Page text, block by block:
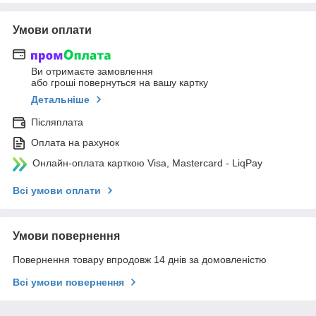
Умови оплати
Ви отримаєте замовлення
або гроші повернуться на вашу картку
Детальніше
Післяплата
Оплата на рахунок
Онлайн-оплата карткою Visa, Mastercard - LiqPay
Всі умови оплати
Умови повернення
Повернення товару впродовж 14 днів за домовленістю
Всі умови повернення